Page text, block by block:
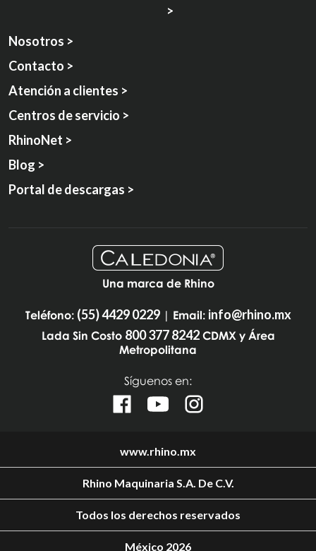
>
Nosotros >
Contacto >
Atención a clientes >
Centros de servicio >
RhinoNet >
Blog >
Portal de descargas >
Una marca de Rhino
Teléfono: (55) 4429 0229| Email: info@rhino.mx
Lada Sin Costo 800 377 8242CDMX y Área
Metropolitana
Síguenos en:
www.rhino.mx
Rhino Maquinaria S.A. De C.V.
Todos los derechos reservados
México 2026